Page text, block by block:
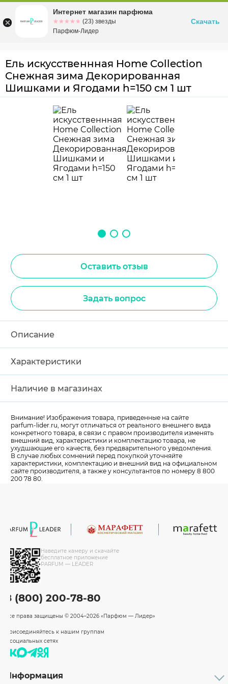
Омскул. Заозерная, 11, к. 1
Ель искусственнная Home Collection
Снежная зима Декорированная
Шишками и Ягодами h=150 см 1 шт
Оставить отзыв
Задать вопрос
Описание
Характеристики
Наличие в магазинах
Внимание! Изображения товара, приведенные на сайте
parfum-lider.ru, могут отличаться от реального внешнего вида
конкретного товара, в связи с правом производителя изменять
внешний вид, характеристики и комплектацию товара, не
ухудшающие его качеств, без предварительного уведомления.
В случае любых сомнений перед покупкой уточняйте
характеристики, комплектацию и внешний вид на официальном
сайте производителя, а также у консультантов по номеру 8 800
200 78 80.
Наведите камеру и скачайте
бесплатное приложение
PARFUM — LEADER
8 (800) 200-78-80
Все права защищены © 2004–2026 «Парфюм — Лидер»
Присоединяйтесь к нашим группам
в социальных сетях
Информация
Интернет магазин парфюма
☆☆☆☆☆
★★★★★ (23) звезды
Парфюм-Лидер
Скачать